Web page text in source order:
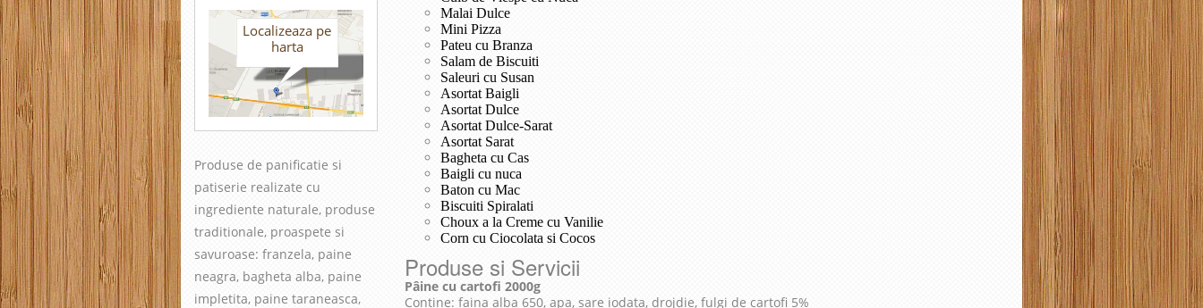
Localizeaza pe
harta
Produse de panificatie si
patiserie realizate cu
ingrediente naturale, produse
traditionale, proaspete si
savuroase: franzela, paine
neagra, bagheta alba, paine
impletita, paine taraneasca,
Malai Dulce
Mini Pizza
Pateu cu Branza
Salam de Biscuiti
Saleuri cu Susan
Asortat Baigli
Asortat Dulce
Asortat Dulce-Sarat
Asortat Sarat
Bagheta cu Cas
Baigli cu nuca
Baton cu Mac
Biscuiti Spiralati
Choux a la Creme cu Vanilie
Corn cu Ciocolata si Cocos
Produse si Servicii
Pâine cu cartofi 2000g
Contine: faina alba 650, apa, sare iodata, drojdie, fulgi de cartofi 5%